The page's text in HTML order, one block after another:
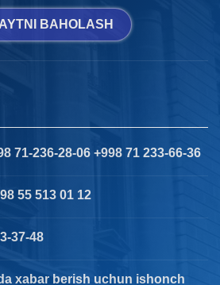
BAHOLASH
71-236-28-06 +998 71 233-66-36
55 513 01 12
37-48
xabar berish uchun ishonch